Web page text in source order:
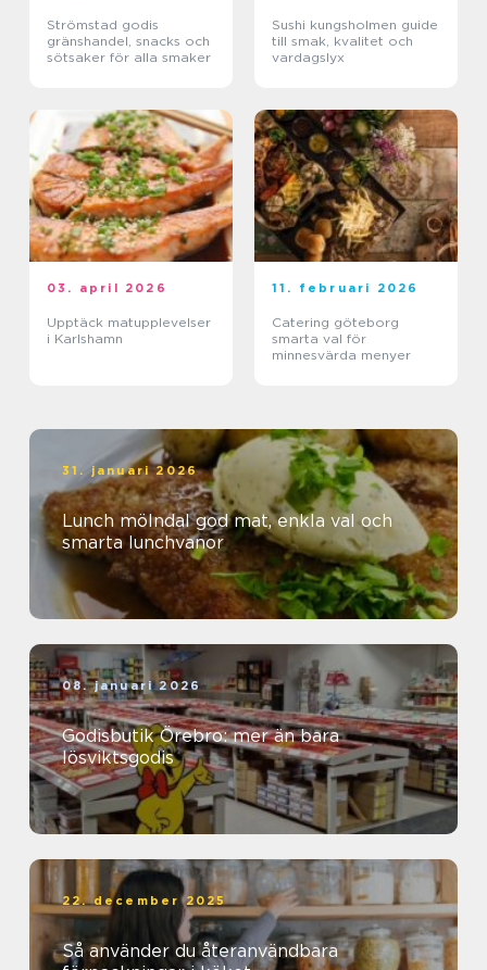
Strömstad godis
gränshandel, snacks och
sötsaker för alla smaker
Sushi kungsholmen guide
till smak, kvalitet och
vardagslyx
03. april 2026
Upptäck matupplevelser
i Karlshamn
11. februari 2026
Catering göteborg
smarta val för
minnesvärda menyer
31. januari 2026
Lunch mölndal god mat, enkla val och
smarta lunchvanor
08. januari 2026
Godisbutik Örebro: mer än bara
lösviktsgodis
22. december 2025
Så använder du återanvändbara